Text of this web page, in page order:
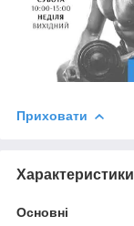
Приховати
Характеристики
Основні